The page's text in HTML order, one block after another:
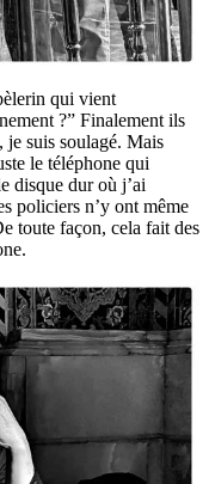
qui vient
?” Finalement ils
je suis soulagé. Mais
le téléphone qui
disque dur où j’ai
policiers n’y ont même
toute façon, cela fait des